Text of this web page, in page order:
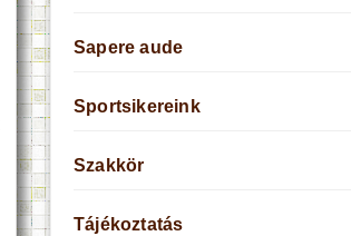
Sapere aude
Sportsikereink
Szakkör
Tájékoztatás